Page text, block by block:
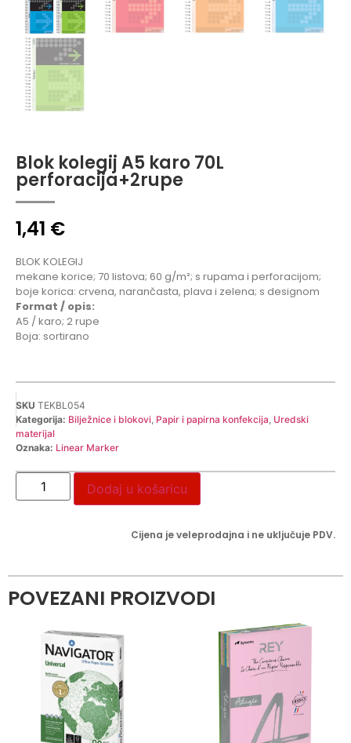
Blok kolegij A5 karo 70L
perforacija+2rupe
1,41 €
BLOK KOLEGIJ
mekane korice; 70 listova; 60 g/m²; s rupama i perforacijom;
boje korica: crvena, narančasta, plava i zelena; s designom
Format / opis:
A5 / karo; 2 rupe
Boja: sortirano
SKU TEKBL054
Kategorija: Bilježnice i blokovi, Papir i papirna konfekcija, Uredski
materijal
Oznaka: Linear Marker
Dodaj u košaricu
Cijena je veleprodajna i ne uključuje PDV.
POVEZANI PROIZVODI